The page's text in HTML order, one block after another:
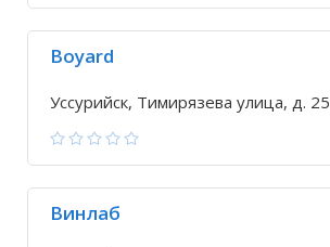
Boyard
Уссурийск, Тимирязева улица, д. 25
Винлаб